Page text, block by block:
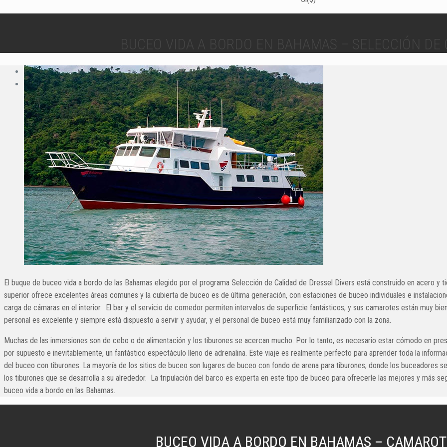
Previous
Next
El buque de buceo vida a bordo de las Bahamas elegido por el programa Selección de Calidad de Dressel Divers está construido en acero
superior ofrece excelentes áreas comunes y la cubierta de buceo es de última generación, con estaciones de buceo individuales e
carga de cámaras en el interior. El bar y el servicio de comedor permiten intervalos de superficie fantásticos, y sus camarotes están muy
personal es excelente y siempre está dispuesto a servir y ayudar, y el personal de buceo está muy familiarizado con la zona.
Muchas de las inmersiones son de cebo o de alimentación y los tiburones se acercan mucho. Por lo tanto, es necesario estar cómodo en
por supuesto e inevitablemente, un fantástico espectáculo lleno de adrenalina. Este viaje es realmente perfecto para aprender toda la
del buceo con tiburones. La mayoría de los sitios de buceo son lugares de buceo con fondo de arena para tiburones, donde los buceadores
los tiburones que se desarrolla a su alrededor. La tripulación del barco es experta en este tipo de buceo para ofrecerle las mejores y más
buceo vida a bordo en las Bahamas.
BUCEO VIDA A BORDO EN BAHAMAS –